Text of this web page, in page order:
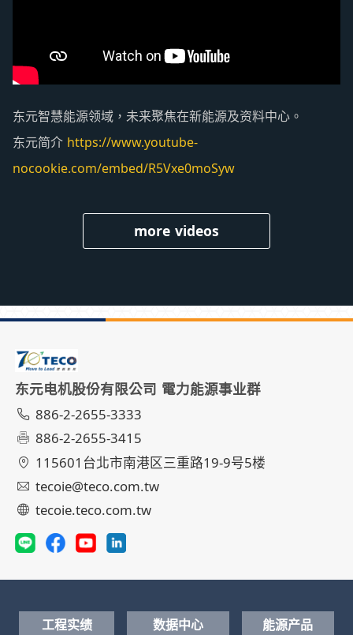
东元智慧能源领域，未来聚焦在新能源及资料中心。
东元简介 https://www.youtube-
nocookie.com/embed/R5Vxe0moSyw
more videos
东元电机股份有限公司 電力能源事业群
886-2-2655-3333
886-2-2655-3415
115601台北市南港区三重路19-9号5楼
tecoie@teco.com.tw
tecoie.teco.com.tw
工程实绩 数据中心 能源产品